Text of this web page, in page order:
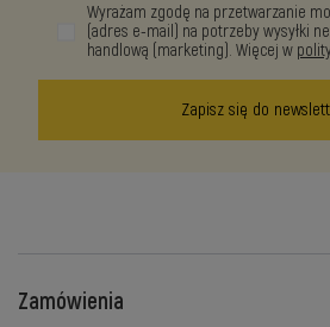
Wyrażam zgodę na przetwarzanie
(adres e-mail) na potrzeby wysyłki
handlową (marketing). Więcej w
Zapisz się do
Zamówienia